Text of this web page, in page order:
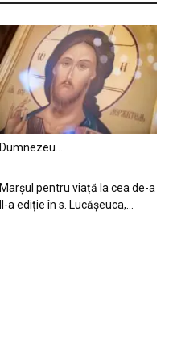
Dumnezeu…
Marșul pentru viață la cea de-a
II-a ediție în s. Lucășeuca,...